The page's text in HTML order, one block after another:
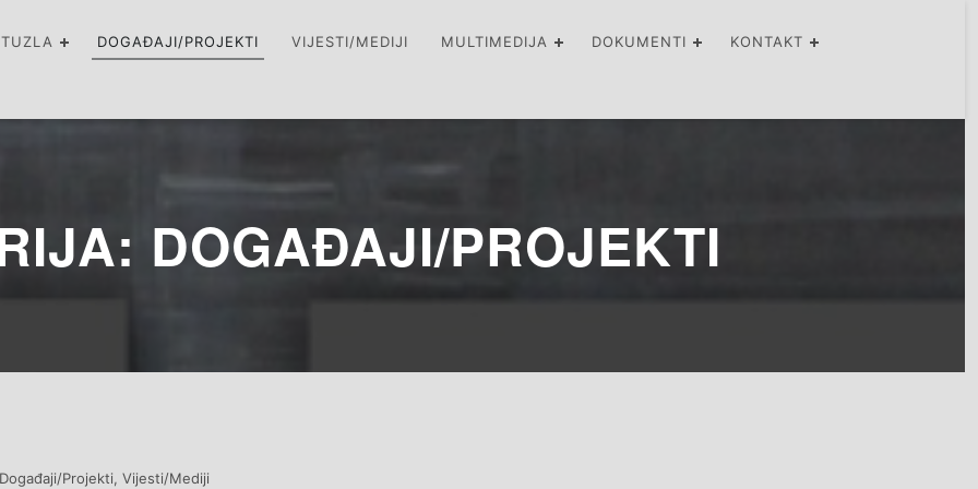
DOGAĐAJI/PROJEKTI VIJESTI/MEDIJI MULTIMEDIJA DOKUMENTI KONTAKT
DOGAĐAJI/PROJEKTI
Categories
Događaji/Projekti, Vijesti/Mediji